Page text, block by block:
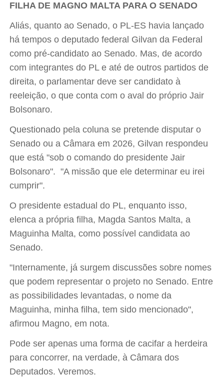
FILHA DE MAGNO MALTA PARA O SENADO
Aliás, quanto ao Senado, o PL-ES havia lançado
há tempos o deputado federal Gilvan da Federal
como pré-candidato ao Senado. Mas, de acordo
com integrantes do PL e até de outros partidos de
direita, o parlamentar deve ser candidato à
reeleição, o que conta com o aval do próprio Jair
Bolsonaro.
Questionado pela coluna se pretende disputar o
Senado ou a Câmara em 2026, Gilvan respondeu
que está "sob o comando do presidente Jair
Bolsonaro". "A missão que ele determinar eu irei
cumprir".
O presidente estadual do PL, enquanto isso,
elenca a própria filha, Magda Santos Malta, a
Maguinha Malta, como possível candidata ao
Senado.
"Internamente, já surgem discussões sobre nomes
que podem representar o projeto no Senado. Entre
as possibilidades levantadas, o nome da
Maguinha, minha filha, tem sido mencionado",
afirmou Magno, em nota.
Pode ser apenas uma forma de cacifar a herdeira
para concorrer, na verdade, à Câmara dos
Deputados. Veremos.